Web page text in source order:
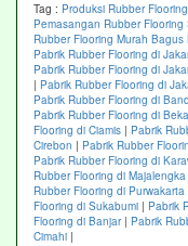
Tag : Produksi Rubber
Pemasangan Rubber
Rubber Flooring Murah Bagus
Pabrik Rubber Flooring di
Pabrik Rubber Flooring di
| Pabrik Rubber Flooring di
Pabrik Rubber Flooring di
Pabrik Rubber Flooring di
Flooring di Ciamis | Pabrik
Cirebon | Pabrik Rubber
Pabrik Rubber Flooring di
Rubber Flooring di Majalengka
Rubber Flooring di Purwakarta
Flooring di Sukabumi | Pabrik
Flooring di Banjar| Pabrik
Cimahi |